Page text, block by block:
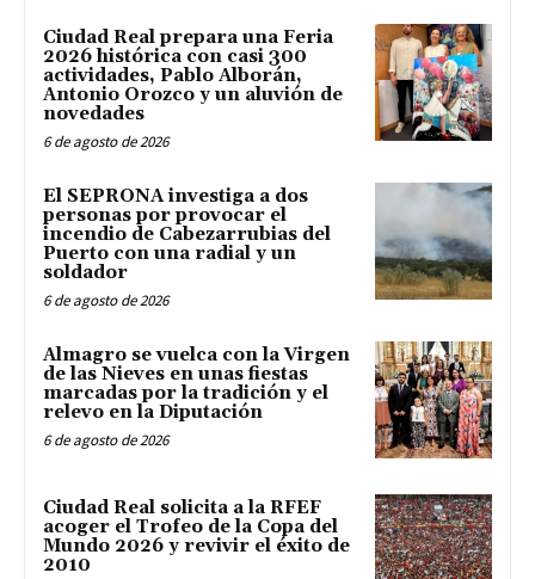
Ciudad Real prepara una Feria
2026 histórica con casi 300
actividades, Pablo Alborán,
Antonio Orozco y un aluvión de
novedades
6 de agosto de 2026
El SEPRONA investiga a dos
personas por provocar el
incendio de Cabezarrubias del
Puerto con una radial y un
soldador
6 de agosto de 2026
Almagro se vuelca con la Virgen
de las Nieves en unas fiestas
marcadas por la tradición y el
relevo en la Diputación
6 de agosto de 2026
Ciudad Real solicita a la RFEF
acoger el Trofeo de la Copa del
Mundo 2026 y revivir el éxito de
2010